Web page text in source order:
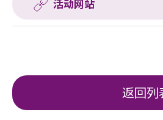
活动网站
返回列